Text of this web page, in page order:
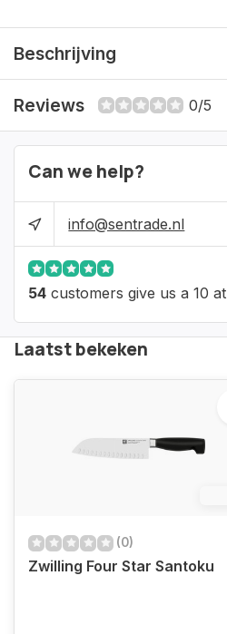
Beschrijving
Reviews 0/5
Can we help?
info@sentrade.nl
54 customers give us a 10 at
Laatst bekeken
(0)
Zwilling Four Star Santoku